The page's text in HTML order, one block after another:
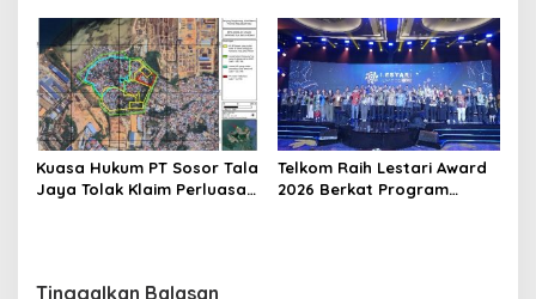
Konsolidasi Partai
Kuasa Hukum PT Sosor Tala
Jaya Tolak Klaim Perluasan
Telkom Raih Lestari Award
2026 Berkat Program
Tinggalkan Balasan